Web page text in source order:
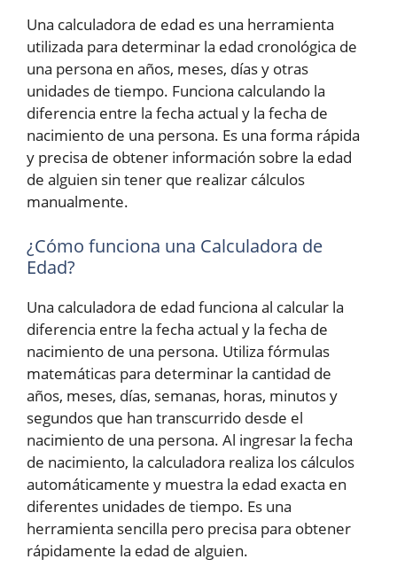
Una calculadora de edad es una herramienta
utilizada para determinar la edad cronológica de
una persona en años, meses, días y otras
unidades de tiempo. Funciona calculando la
diferencia entre la fecha actual y la fecha de
nacimiento de una persona. Es una forma rápida
y precisa de obtener información sobre la edad
de alguien sin tener que realizar cálculos
manualmente.
¿Cómo funciona una Calculadora de
Edad?
Una calculadora de edad funciona al calcular la
diferencia entre la fecha actual y la fecha de
nacimiento de una persona. Utiliza fórmulas
matemáticas para determinar la cantidad de
años, meses, días, semanas, horas, minutos y
segundos que han transcurrido desde el
nacimiento de una persona. Al ingresar la fecha
de nacimiento, la calculadora realiza los cálculos
automáticamente y muestra la edad exacta en
diferentes unidades de tiempo. Es una
herramienta sencilla pero precisa para obtener
rápidamente la edad de alguien.